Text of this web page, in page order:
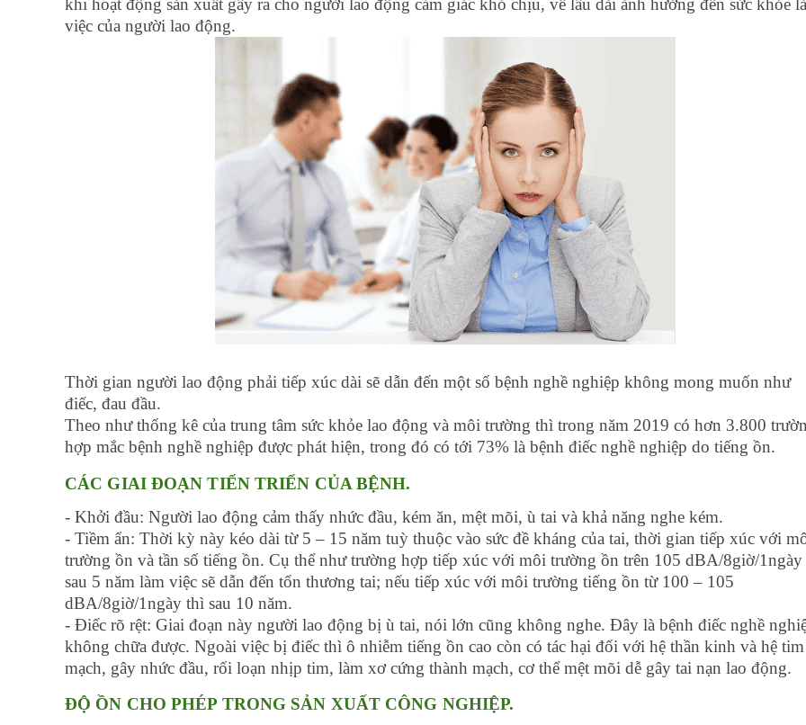
khi hoạt động sản xuất gây ra cho người lao động cảm giác khó chịu, về lâu dài ảnh hưởng đến sức khỏe
việc của người lao động.
Thời gian người lao động phải tiếp xúc dài sẽ dẫn đến một số bệnh nghề nghiệp không mong muốn như
điếc, đau đầu.
Theo như thống kê của trung tâm sức khỏe lao động và môi trường thì trong năm 2019 có hơn 3.800
hợp mắc bệnh nghề nghiệp được phát hiện, trong đó có tới 73% là bệnh điếc nghề nghiệp do tiếng ồn.
CÁC GIAI ĐOẠN TIẾN TRIỂN CỦA BỆNH.
- Khởi đầu: Người lao động cảm thấy nhức đầu, kém ăn, mệt mõi, ù tai và khả năng nghe kém.
- Tiềm ẩn: Thời kỳ này kéo dài từ 5 – 15 năm tuỳ thuộc vào sức đề kháng của tai, thời gian tiếp xúc với
trường ồn và tần số tiếng ồn. Cụ thể như trường hợp tiếp xúc với môi trường ồn trên 105 dBA/8giờ/1ngày
sau 5 năm làm việc sẽ dẫn đến tổn thương tai; nếu tiếp xúc với môi trường tiếng ồn từ 100 – 105
dBA/8giờ/1ngày thì sau 10 năm.
- Điếc rõ rệt: Giai đoạn này người lao động bị ù tai, nói lớn cũng không nghe. Đây là bệnh điếc nghề
không chữa được. Ngoài việc bị điếc thì ô nhiễm tiếng ồn cao còn có tác hại đối với hệ thần kinh và hệ tim
mạch, gây nhức đầu, rối loạn nhịp tim, làm xơ cứng thành mạch, cơ thể mệt mõi dễ gây tai nạn lao động.
ĐỘ ỒN CHO PHÉP TRONG SẢN XUẤT CÔNG NGHIỆP.